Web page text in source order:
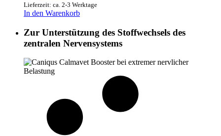
Lieferzeit: ca. 2-3 Werktage
In den Warenkorb
Zur Unterstützung des Stoffwechsels des
zentralen Nervensystems